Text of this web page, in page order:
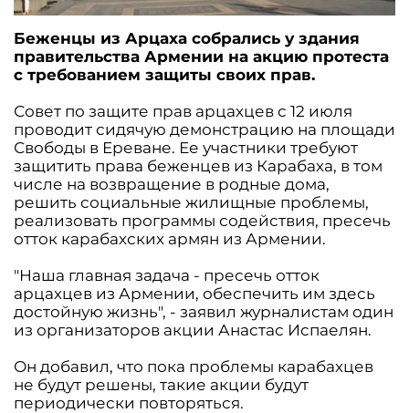
Беженцы из Арцаха собрались у здания
правительства Армении на акцию протеста
с требованием защиты своих прав.
Совет по защите прав арцахцев с 12 июля
проводит сидячую демонстрацию на площади
Свободы в Ереване. Ее участники требуют
защитить права беженцев из Карабаха, в том
числе на возвращение в родные дома,
решить социальные жилищные проблемы,
реализовать программы содействия, пресечь
отток карабахских армян из Армении.
"Наша главная задача - пресечь отток
арцахцев из Армении, обеспечить им здесь
достойную жизнь", - заявил журналистам один
из организаторов акции Анастас Испаелян.
Он добавил, что пока проблемы карабахцев
не будут решены, такие акции будут
периодически повторяться.